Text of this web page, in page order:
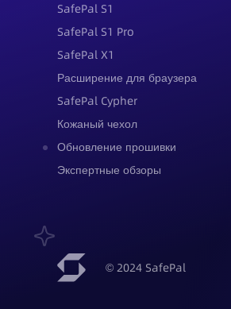
SafePal S1
SafePal S1 Pro
SafePal X1
Расширение для браузера
SafePal Cypher
Кожаный чехол
Обновление прошивки
Экспертные обзоры
© 2024 SafePal